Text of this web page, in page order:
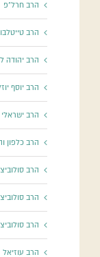
הרב חרל"פ
הרב
הרב יהודה
הרב יוסף
הרב ישראלי
הרב כלפון
הרב
הרב
הרב
הרב עוזיאל